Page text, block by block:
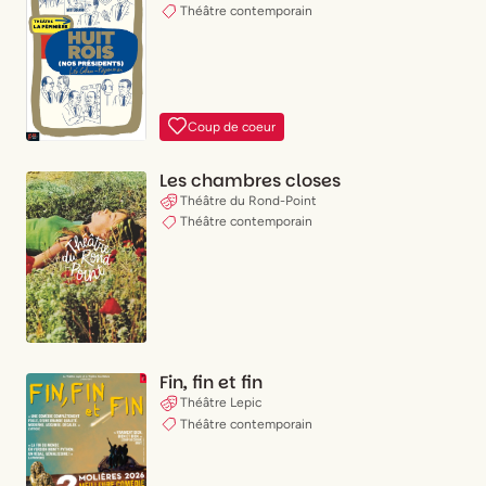
Théâtre contemporain
Coup de coeur
Les chambres closes
Théâtre du Rond-Point
Théâtre contemporain
Fin, fin et fin
Théâtre Lepic
Théâtre contemporain